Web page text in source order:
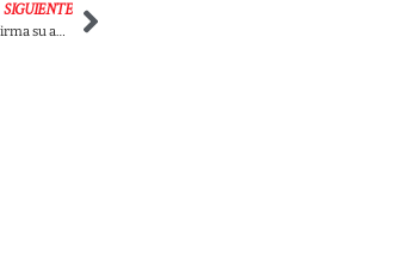
SIGUIENTE
Los hermanos Galán y el Nuevo Liberalismo confirma su adhesión a la campaña de Rodolfo Hernández